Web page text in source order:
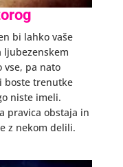
bi lahko vaše
ljubezenskem
vse, pa nato
boste trenutke
niste imeli.
pravica obstaja in
z nekom delili.